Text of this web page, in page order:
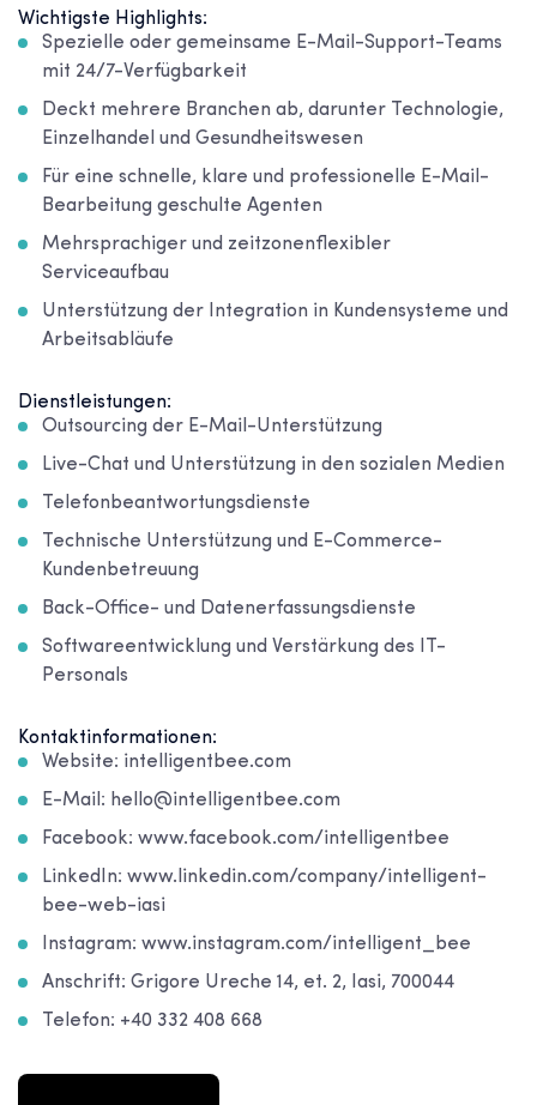
Wichtigste Highlights:
Spezielle oder gemeinsame E-Mail-Support-Teams
mit 24/7-Verfügbarkeit
Deckt mehrere Branchen ab, darunter Technologie,
Einzelhandel und Gesundheitswesen
Für eine schnelle, klare und professionelle E-Mail-
Bearbeitung geschulte Agenten
Mehrsprachiger und zeitzonenflexibler
Serviceaufbau
Unterstützung der Integration in Kundensysteme und
Arbeitsabläufe
Dienstleistungen:
Outsourcing der E-Mail-Unterstützung
Live-Chat und Unterstützung in den sozialen Medien
Telefonbeantwortungsdienste
Technische Unterstützung und E-Commerce-
Kundenbetreuung
Back-Office- und Datenerfassungsdienste
Softwareentwicklung und Verstärkung des IT-
Personals
Kontaktinformationen:
Website: intelligentbee.com
E-Mail: hello@intelligentbee.com
Facebook: www.facebook.com/intelligentbee
LinkedIn: www.linkedin.com/company/intelligent-
bee-web-iasi
Instagram: www.instagram.com/intelligent_bee
Anschrift: Grigore Ureche 14, et. 2, Iasi, 700044
Telefon: +40 332 408 668